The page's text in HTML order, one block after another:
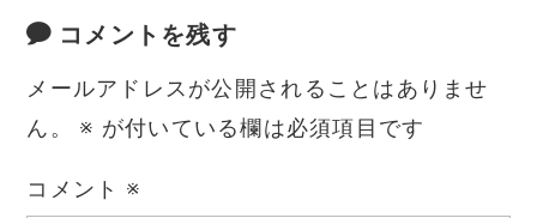
コメントを残す
メールアドレスが公開されることはありませ
ん。
※ が付いている欄は必須項目です
コメント ※